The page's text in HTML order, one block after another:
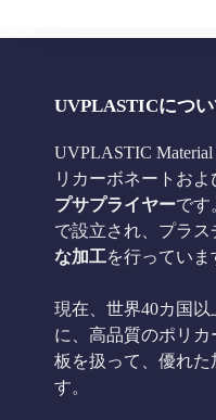
UVPLASTICにつ
UVPLASTIC Material
リカーボネートお
プサプライヤーです
で設立され、プラ
な加工を行っていま
現在、世界40カ国以
に、高品質のポリ
板を扱って、優れた
す。